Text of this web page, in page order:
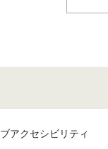
アクセシビリティ